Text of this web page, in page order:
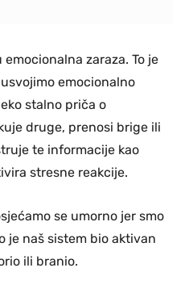
zaraza. To je
emocionalno
stalno priča o
druge, prenosi brige ili
te informacije kao
stresne reakcije.
se umorno jer smo
je naš sistem bio aktivan
ili branio.